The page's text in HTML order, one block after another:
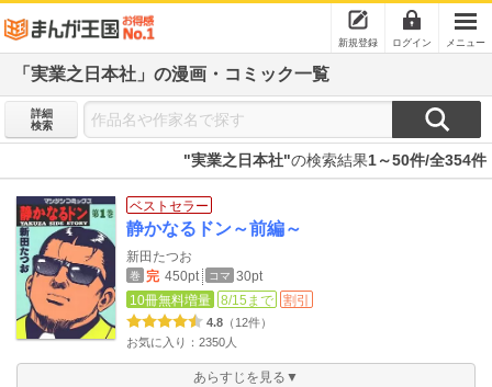
新規登録 ログイン メニュー
「実業之日本社」の漫画・コミック一覧
詳細
検索
"実業之日本社"の検索結果1～50件/全354件
ベストセラー
静かなるドン～前編～
新田たつお
巻 完 450pt コマ 30pt
10冊無料増量
8/15まで 割引
4.8 （12件）
お気に入り：2350人
あらすじを見る▼